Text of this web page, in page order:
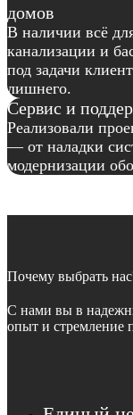
домов
В наличии всё
канализации и
под задачи
лишнего.
Сервис и
Реализовали
— от наладки
модернизации
Почему выбрать
С нами вы в
опыт и стремление